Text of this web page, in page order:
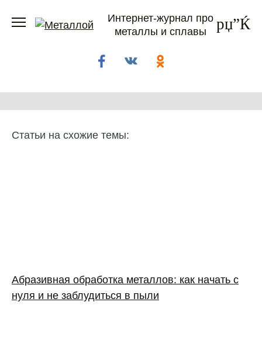
Интернет-журнал про
металлы и сплавы
Статьи на схожие темы:
Абразивная обработка металлов: как начать с
нуля и не заблудиться в пыли